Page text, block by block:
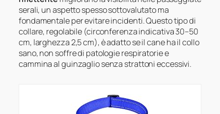
serali, un aspetto spesso sottovalutato ma
fondamentale per evitare incidenti. Questo tipo di
collare, regolabile (circonferenza indicativa 30–50
cm, larghezza 2,5 cm), è adatto se il cane ha il collo
sano, non soffre di patologie respiratorie e
cammina al guinzaglio senza strattoni eccessivi.